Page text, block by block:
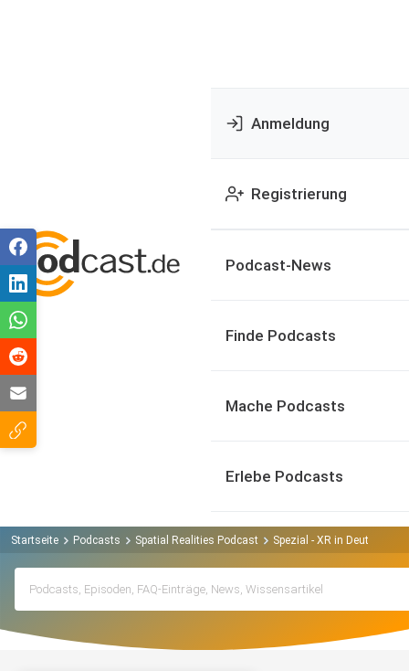
Anmeldung
Registrierung
Podcast-News
Finde Podcasts
Mache Podcasts
Erlebe Podcasts
Startseite Podcasts Spatial Realities Podcast Spezial - XR in